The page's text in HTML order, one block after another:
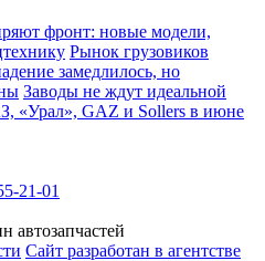
фронт: новые модели,
Рынок грузовиков
замедлилось, но
Заводы не ждут идеальной
«Урал», GAZ и Sollers в июне
21-01
автозапчастей
Сайт разработан в агентстве